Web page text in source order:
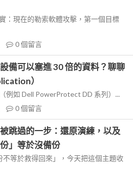
：現在的勒索軟體攻擊，第一個目標
0個留言
備可以塞進 30 倍的資料？聊聊
）
例如 Dell PowerProtect DD 系列）...
0個留言
跳過的一步：還原演練，以及
」等於沒備份
等於救得回來」，今天把這個主題收